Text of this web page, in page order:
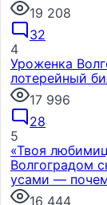
19 208
32
4
Уроженка
лотерейный
17 996
28
5
«Твоя
Волгоградом
усами —
16 444